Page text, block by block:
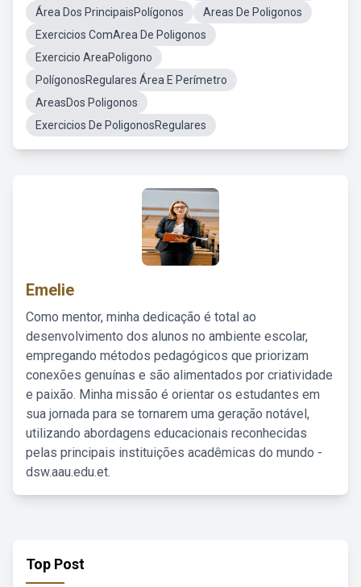
Área Dos PrincipaisPolígonos
Areas De Poligonos
Exercicios ComArea De Poligonos
Exercicio AreaPoligono
PolígonosRegulares Área E Perímetro
AreasDos Poligonos
Exercicios De PoligonosRegulares
Emelie
Como mentor, minha dedicação é total ao
desenvolvimento dos alunos no ambiente escolar,
empregando métodos pedagógicos que priorizam
conexões genuínas e são alimentados por criatividade
e paixão. Minha missão é orientar os estudantes em
sua jornada para se tornarem uma geração notável,
utilizando abordagens educacionais reconhecidas
pelas principais instituições acadêmicas do mundo -
dsw.aau.edu.et.
Top Post